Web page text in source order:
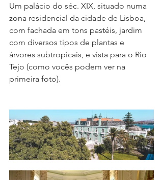
Um palácio do séc. XIX, situado numa
zona residencial da cidade de Lisboa,
com fachada em tons pastéis, jardim
com diversos tipos de plantas e
árvores subtropicais, e vista para o Rio
Tejo (como vocês podem ver na
primeira foto).